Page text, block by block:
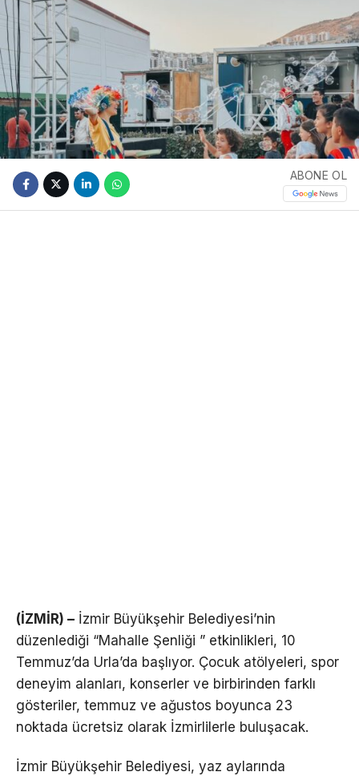
ABONE OL
(İZMİR) – İzmir Büyükşehir Belediyesi’nin
düzenlediği “Mahalle Şenliği ” etkinlikleri, 10
Temmuz’da Urla’da başlıyor. Çocuk atölyeleri, spor
deneyim alanları, konserler ve birbirinden farklı
gösteriler, temmuz ve ağustos boyunca 23
noktada ücretsiz olarak İzmirlilerle buluşacak.
İzmir Büyükşehir Belediyesi, yaz aylarında